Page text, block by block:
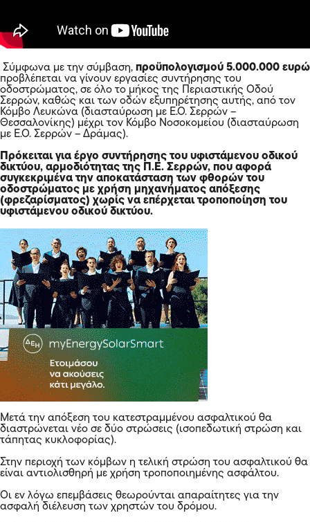
Σύμφωνα με την σύμβαση, προϋπολογισμού 5.000.000 ευρώ
προβλέπεται να γίνουν εργασίες συντήρησης του
οδοστρώματος, σε όλο το μήκος της Περιαστικής Οδού
Σερρών, καθώς και των οδών εξυπηρέτησης αυτής, από τον
Κόμβο Λευκώνα (διασταύρωση με Ε.Ο. Σερρών –
Θεσσαλονίκης) μέχρι τον Κόμβο Νοσοκομείου (διασταύρωση
με Ε.Ο. Σερρών – Δράμας).
Πρόκειται για έργο συντήρησης του υφιστάμενου οδικού
δικτύου, αρμοδιότητας της Π.Ε. Σερρών, που αφορά
συγκεκριμένα την αποκατάσταση των φθορών του
οδοστρώματος με χρήση μηχανήματος απόξεσης
(φρεζαρίσματος) χωρίς να επέρχεται τροποποίηση του
υφιστάμενου οδικού δικτύου.
Μετά την απόξεση του κατεστραμμένου ασφαλτικού θα
διαστρώνεται νέο σε δύο στρώσεις (ισοπεδωτική στρώση και
τάπητας κυκλοφορίας).
Στην περιοχή των κόμβων η τελική στρώση του ασφαλτικού θα
είναι αντιολισθηρή με χρήση τροποποιημένης ασφάλτου.
Οι εν λόγω επεμβάσεις θεωρούνται απαραίτητες για την
ασφαλή διέλευση των χρηστών του δρόμου.